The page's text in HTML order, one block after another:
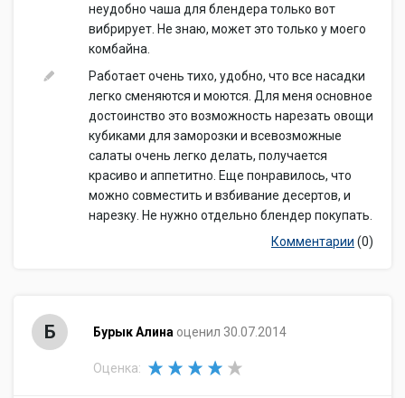
неудобно чаша для блендера только вот
вибрирует. Не знаю, может это только у моего
комбайна.
Работает очень тихо, удобно, что все насадки
легко сменяются и моются. Для меня основное
достоинство это возможность нарезать овощи
кубиками для заморозки и всевозможные
салаты очень легко делать, получается
красиво и аппетитно. Еще понравилось, что
можно совместить и взбивание десертов, и
нарезку. Не нужно отдельно блендер покупать.
Комментарии (0)
Б Бурык Алина оценил 30.07.2014
Оценка: